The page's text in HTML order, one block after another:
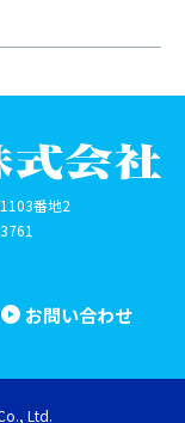
番地2
お問い合わせ
Ltd.